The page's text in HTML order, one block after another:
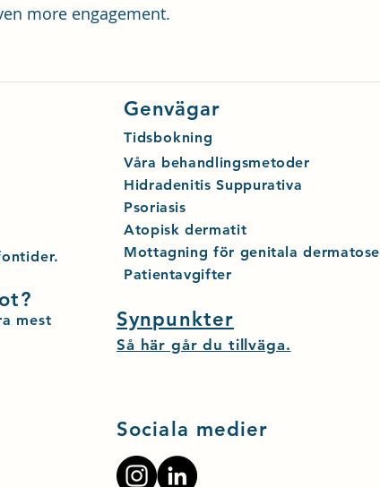
more engagement.
mest
Genvägar
Tidsbokning
Våra behandlingsmetoder
Hidradenitis Suppurativa
Psoriasis
Atopisk dermatit
Mottagning för genitala dermatose
Patientavgifter
Synpunkter
Så här går du tillväga.
Sociala medier